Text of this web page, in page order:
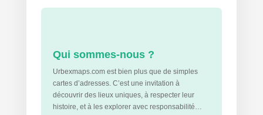
Qui sommes-nous ?
Urbexmaps.com est bien plus que de simples
cartes d’adresses. C’est une invitation à
découvrir des lieux uniques, à respecter leur
histoire, et à les explorer avec responsabilité…